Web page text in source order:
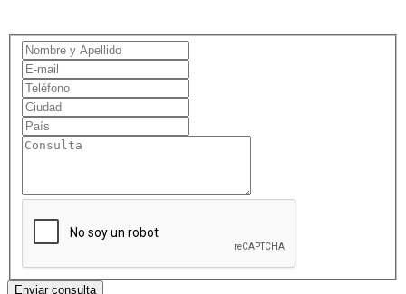
Enviar consulta